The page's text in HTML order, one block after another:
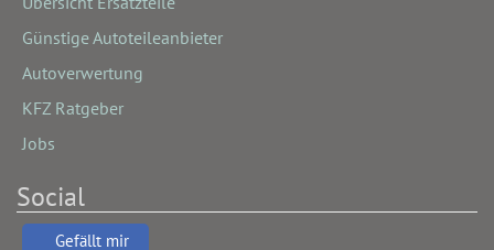
Günstige Autoteileanbieter
Autoverwertung
KFZ Ratgeber
Jobs
Social
Gefällt mir